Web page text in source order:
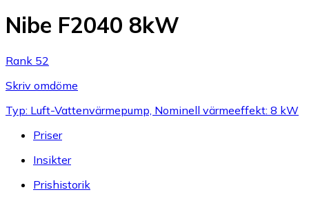
Nibe F2040 8kW
Rank 52
Skriv omdöme
Typ: Luft-Vattenvärmepump, Nominell värmeeffekt: 8 kW
Priser
Insikter
Prishistorik